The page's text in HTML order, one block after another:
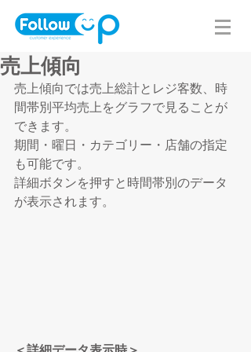
売上傾向
売上傾向では売上総計とレジ客数、時
間帯別平均売上をグラフで見ることが
できます。
期間・曜日・カテゴリー・店舗の指定
も可能です。
詳細ボタンを押すと時間帯別のデータ
が表示されます。